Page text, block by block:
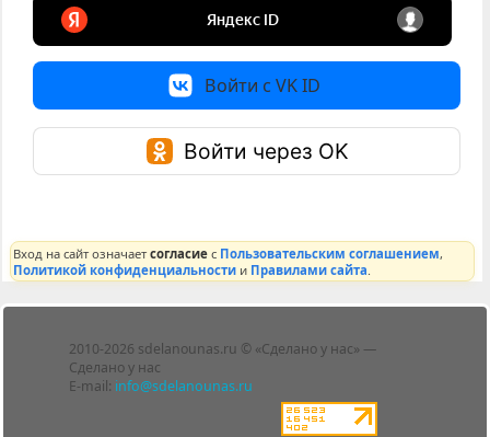
Войти с VK ID
Войти через OK
Вход на сайт означаетсогласие с Пользовательским соглашением,
Политикой конфиденциальности и Правилами сайта
2010-2026 sdelanounas.ru © «Сделано у нас» —
Сделано у нас
E-mail: info@sdelanounas.ru
Блоги
Люди
Политика